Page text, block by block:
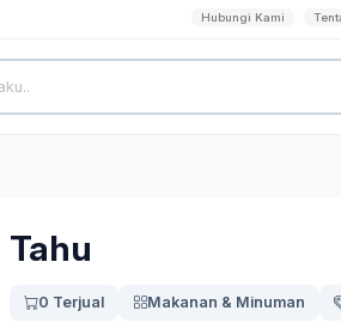
Hubungi Kami
Tahu
0 Terjual Makanan & Minuman